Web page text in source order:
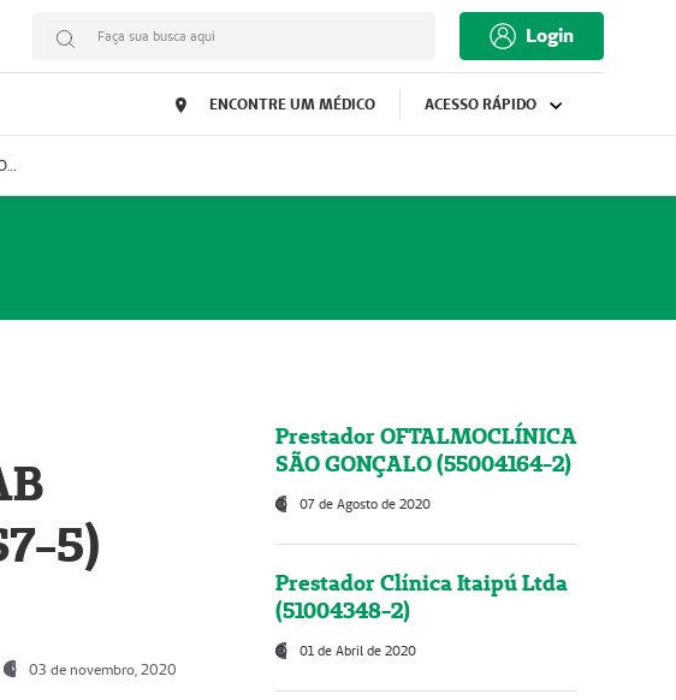
Faça sua busca aqui Login
ENCONTRE UM MÉDICO ACESSO RÁPIDO
MUDANÇA DE ENDEREÇO - DIAGITAB SERVIÇOS MÉDICOS LTDA (54003267-5)
5)
03 de novembro, 2020
Prestador OFTALMOCLÍNICA
SÃO GONÇALO (55004164-2)
07 de Agosto de 2020
Prestador Clínica Itaipú Ltda
(51004348-2)
01 de Abril de 2020